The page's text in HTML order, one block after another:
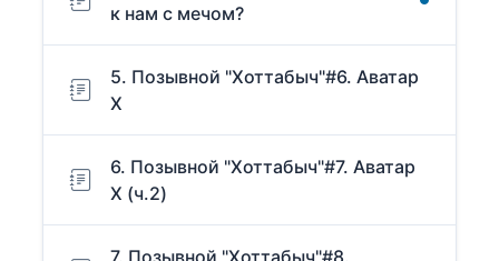
к нам с мечом?
5. Позывной "Хоттабыч"#6. Аватар
Х
6. Позывной "Хоттабыч"#7. Аватар
Х (ч.2)